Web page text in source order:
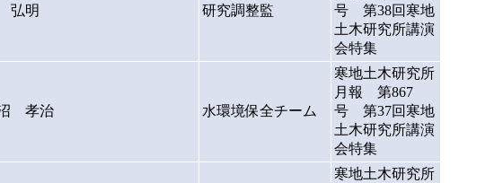
弘明 研究調整監
号 第38回寒地
土木研究所講演
会特集
孝治 水環境保全チーム
寒地土木研究所
月報 第867
号 第37回寒地
土木研究所講演
会特集
寒地土木研究所